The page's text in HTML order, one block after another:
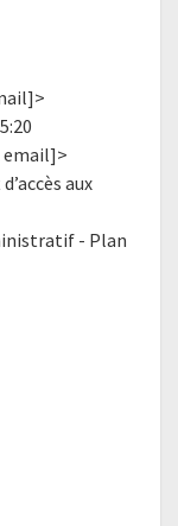
email]>
aux
- Plan